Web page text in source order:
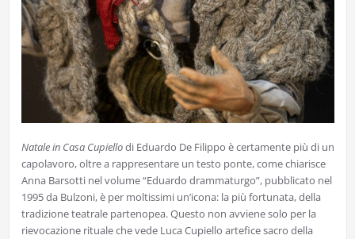
Natale in Casa Cupiellodi Eduardo De Filippo è certamente più di un
capolavoro, oltre a rappresentare un testo ponte, come chiarisce
Anna Barsotti nel volume “Eduardo drammaturgo”, pubblicato nel
1995 da Bulzoni, è per moltissimi un’icona: la più fortunata, della
tradizione teatrale partenopea. Questo non avviene solo per la
rievocazione rituale che vede Luca Cupiello artefice sacro della